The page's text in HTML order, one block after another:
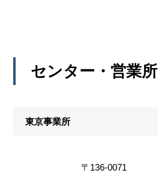
センター・営業所
東京事業所
〒136-0071